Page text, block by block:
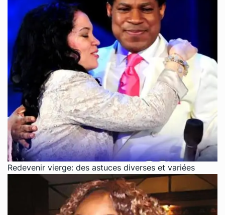
Redevenir vierge: des astuces diverses et variées